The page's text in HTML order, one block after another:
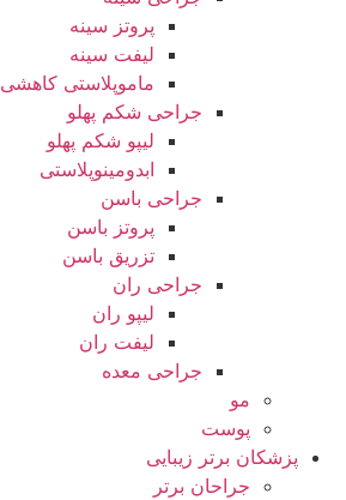
پروتز سینه
لیفت سینه
ماموپلاستی کاهشی
جراحی شکم پهلو
لیپو شکم پهلو
ابدومینوپلاستی
جراحی باسن
پروتز باسن
تزریق باسن
جراحی ران
لیپو ران
لیفت ران
جراحی معده
مو
پوست
پزشکان برتر زیبایی
جراحان برتر